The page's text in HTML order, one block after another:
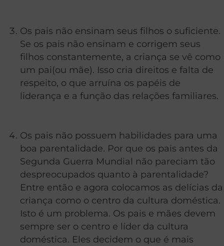
Os pais não ensinam seus filhos o suficiente.
Se os pais não ensinam e corrigem seus
filhos constantemente, a criança se vê como
um pai(ou mãe). Isso cria direitos e falta de
respeito, o que arruína os papéis de
liderança e a função das relações familiares.
Os pais não possuem habilidades para uma
boa parentalidade. Por que os pais antes da
Segunda Guerra Mundial não pareciam tão
despreocupados quanto à parentalidade?
Entre então e agora colocamos as delícias da
criança como o centro da cultura doméstica.
Isto é um problema. Os pais e mães devem
sempre ser o centro e líder da cultura
doméstica. Eles decidem o que é mais